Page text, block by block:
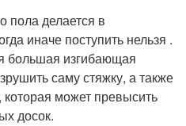
пола делается в
иначе поступить нельзя .
большая изгибающая
саму стяжку, а также
может превысить
досок.